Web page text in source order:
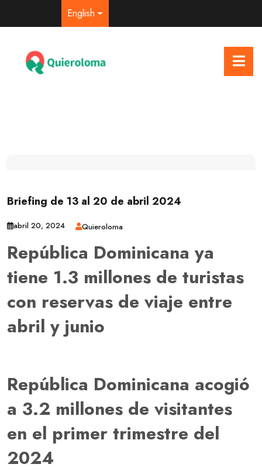
English
Briefing de 13 al 20 de abril 2024
abril 20, 2024 Quieroloma
República Dominicana ya
tiene 1.3 millones de turistas
con reservas de viaje entre
abril y junio
República Dominicana acogió
a 3.2 millones de visitantes
en el primer trimestre del
2024